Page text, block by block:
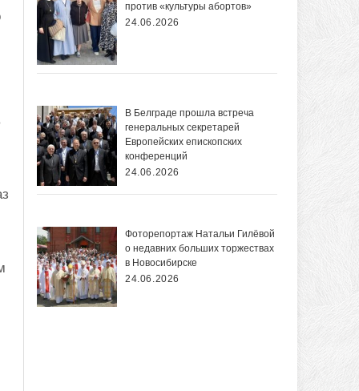
против «культуры абортов»
24.06.2026
В Белграде прошла встреча
генеральных секретарей
Европейских епископских
конференций
24.06.2026
Фоторепортаж Натальи Гилёвой
о недавних больших торжествах
в Новосибирске
24.06.2026